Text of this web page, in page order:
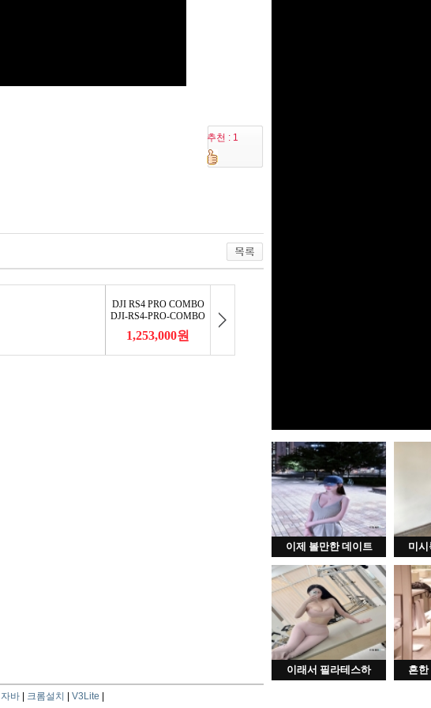
이제 볼만한 데이트 미시
이래서 필라테스하 흔한
추천 : 1
자바| 크롬설치 V3Lite